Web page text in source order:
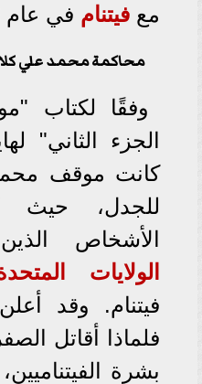
مع فيتنام في عام 1966.
محاكمة محمد علي
وفقًا لكتاب
الجزء الثاني"
كانت موقف
للجدل، حيث
الأشخاص
الولايات
فيتنام. وقد
فلماذا أقاتل
بشرة